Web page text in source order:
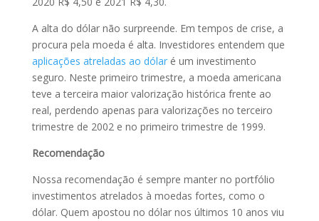
A alta do dólar não surpreende. Em tempos de crise, a
procura pela moeda é alta. Investidores entendem que
aplicações atreladas ao dólaré um investimento
seguro. Neste primeiro trimestre, a moeda americana
teve a terceira maior valorização histórica frente ao
real, perdendo apenas para valorizações no terceiro
trimestre de 2002 e no primeiro trimestre de 1999.
Recomendação
Nossa recomendação é sempre manter no portfólio
investimentos atrelados à moedas fortes, como o
dólar. Quem apostou no dólar nos últimos 10 anos viu